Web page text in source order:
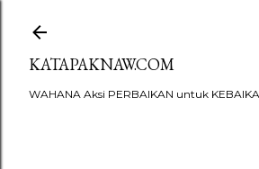
KATAPAKNAW.COM
WAHANA Aksi PERBAIKAN untuk